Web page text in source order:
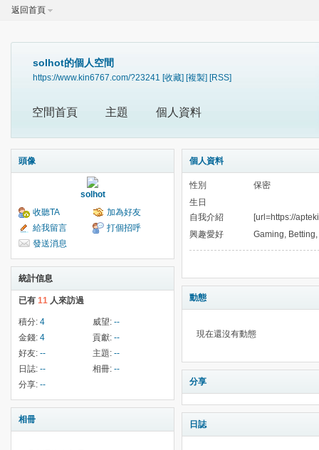
返回首頁
solhot的個人空間
https://www.kin6767.com/?23241 [收藏] [複製] [RSS]
空間首頁 主題 個人資料
頭像
solhot
收聽TA
加為好友
給我留言
打個招呼
發送消息
統計信息
已有 11 人來訪過
積分: 4 威望: --
金錢: 4 貢獻: --
好友: -- 主題: --
日誌: -- 相冊: --
分享: --
相冊
個人資料
性別
保密
生日
自我介紹
[url=https://
興趣愛好
Gaming,
動態
現在還沒有動態
分享
日誌